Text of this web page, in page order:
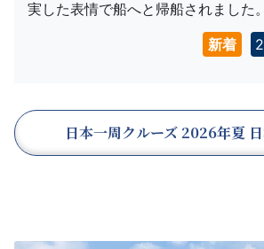
実した表情で船へと帰船されました。
新着
日本一周クルーズ 2026年夏